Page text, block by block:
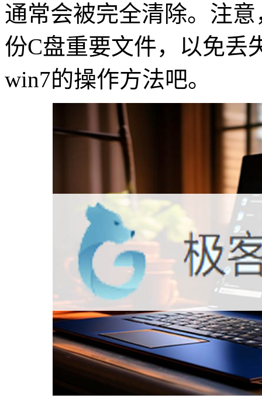
通常会被完全清除。注
份C盘重要文件，以免丢
win7的操作方法吧。